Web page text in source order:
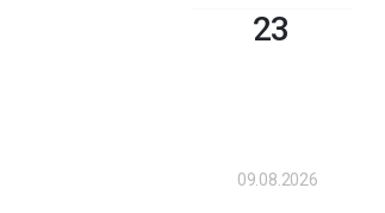
23
09.08.2026